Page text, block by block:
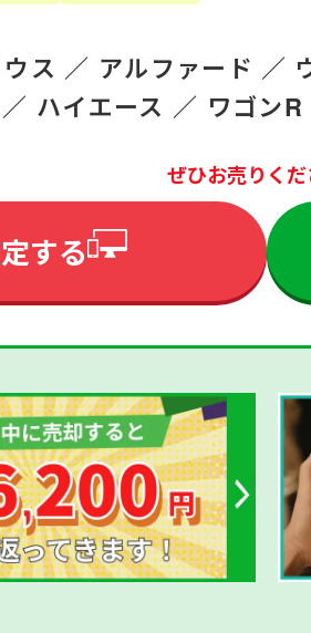
ス ／ アルファード ／
ハイエース ／ ワゴンR
ぜひお売りくだ
する